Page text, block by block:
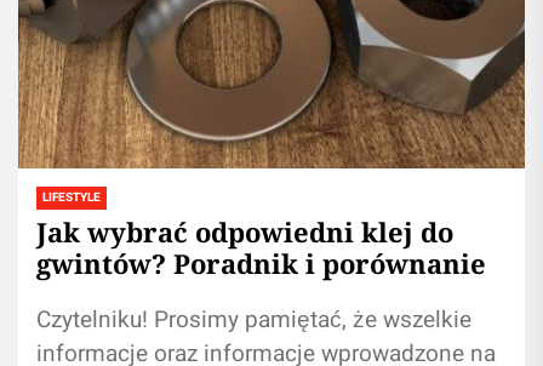
LIFESTYLE
Jak wybrać odpowiedni klej do
gwintów? Poradnik i porównanie
Czytelniku! Prosimy pamiętać, że wszelkie
informacje oraz informacje wprowadzone na